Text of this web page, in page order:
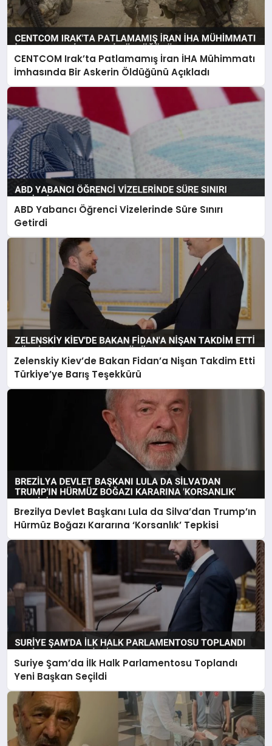
CENTCOM Irak’ta Patlamamış İran İHA Mühimmatı
İmhasında Bir Askerin Öldüğünü Açıkladı
ABD Yabancı Öğrenci Vizelerinde Süre Sınırı
Getirdi
Zelenskiy Kiev’de Bakan Fidan’a Nişan Takdim Etti
Türkiye’ye Barış Teşekkürü
Brezilya Devlet Başkanı Lula da Silva’dan Trump’ın
Hürmüz Boğazı Kararına ‘Korsanlık’ Tepkisi
Suriye Şam’da İlk Halk Parlamentosu Toplandı
Yeni Başkan Seçildi